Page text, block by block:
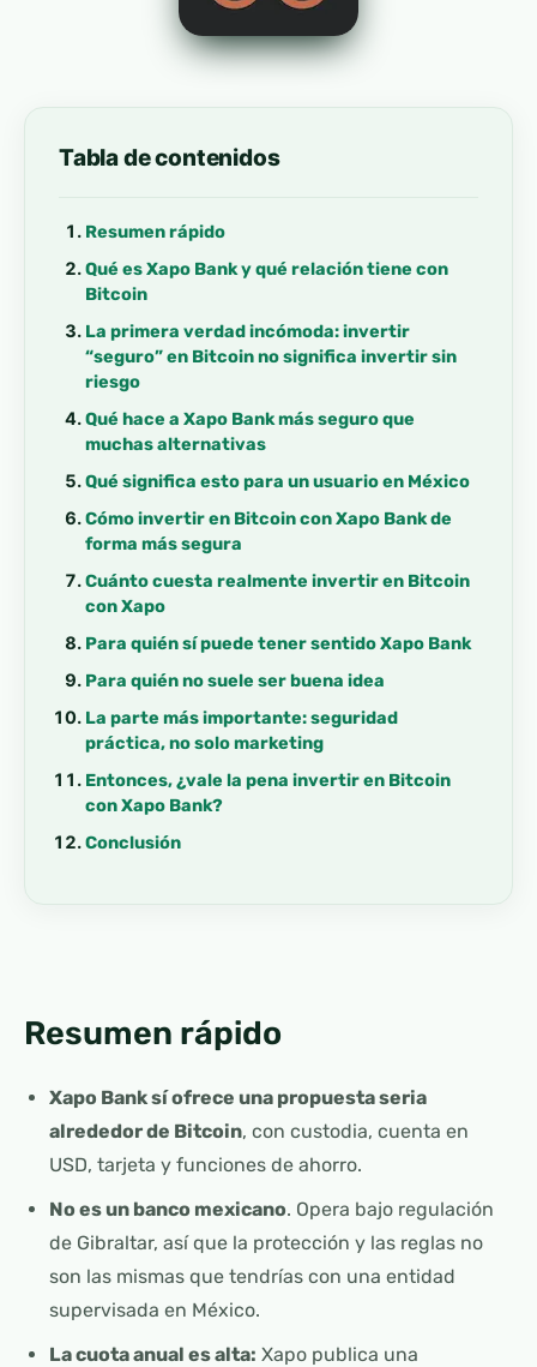
Tabla de contenidos
Resumen rápido
Qué es Xapo Bank y qué relación tiene con
Bitcoin
La primera verdad incómoda: invertir
“seguro” en Bitcoin no significa invertir sin
riesgo
Qué hace a Xapo Bank más seguro que
muchas alternativas
Qué significa esto para un usuario en México
Cómo invertir en Bitcoin con Xapo Bank de
forma más segura
Cuánto cuesta realmente invertir en Bitcoin
con Xapo
Para quién sí puede tener sentido Xapo Bank
Para quién no suele ser buena idea
La parte más importante: seguridad
práctica, no solo marketing
Entonces, ¿vale la pena invertir en Bitcoin
con Xapo Bank?
Conclusión
Resumen rápido
Xapo Bank sí ofrece una propuesta seria
alrededor de Bitcoin, con custodia, cuenta en
USD, tarjeta y funciones de ahorro.
No es un banco mexicano. Opera bajo regulación
de Gibraltar, así que la protección y las reglas no
son las mismas que tendrías con una entidad
supervisada en México.
La cuota anual es alta: Xapo publica una